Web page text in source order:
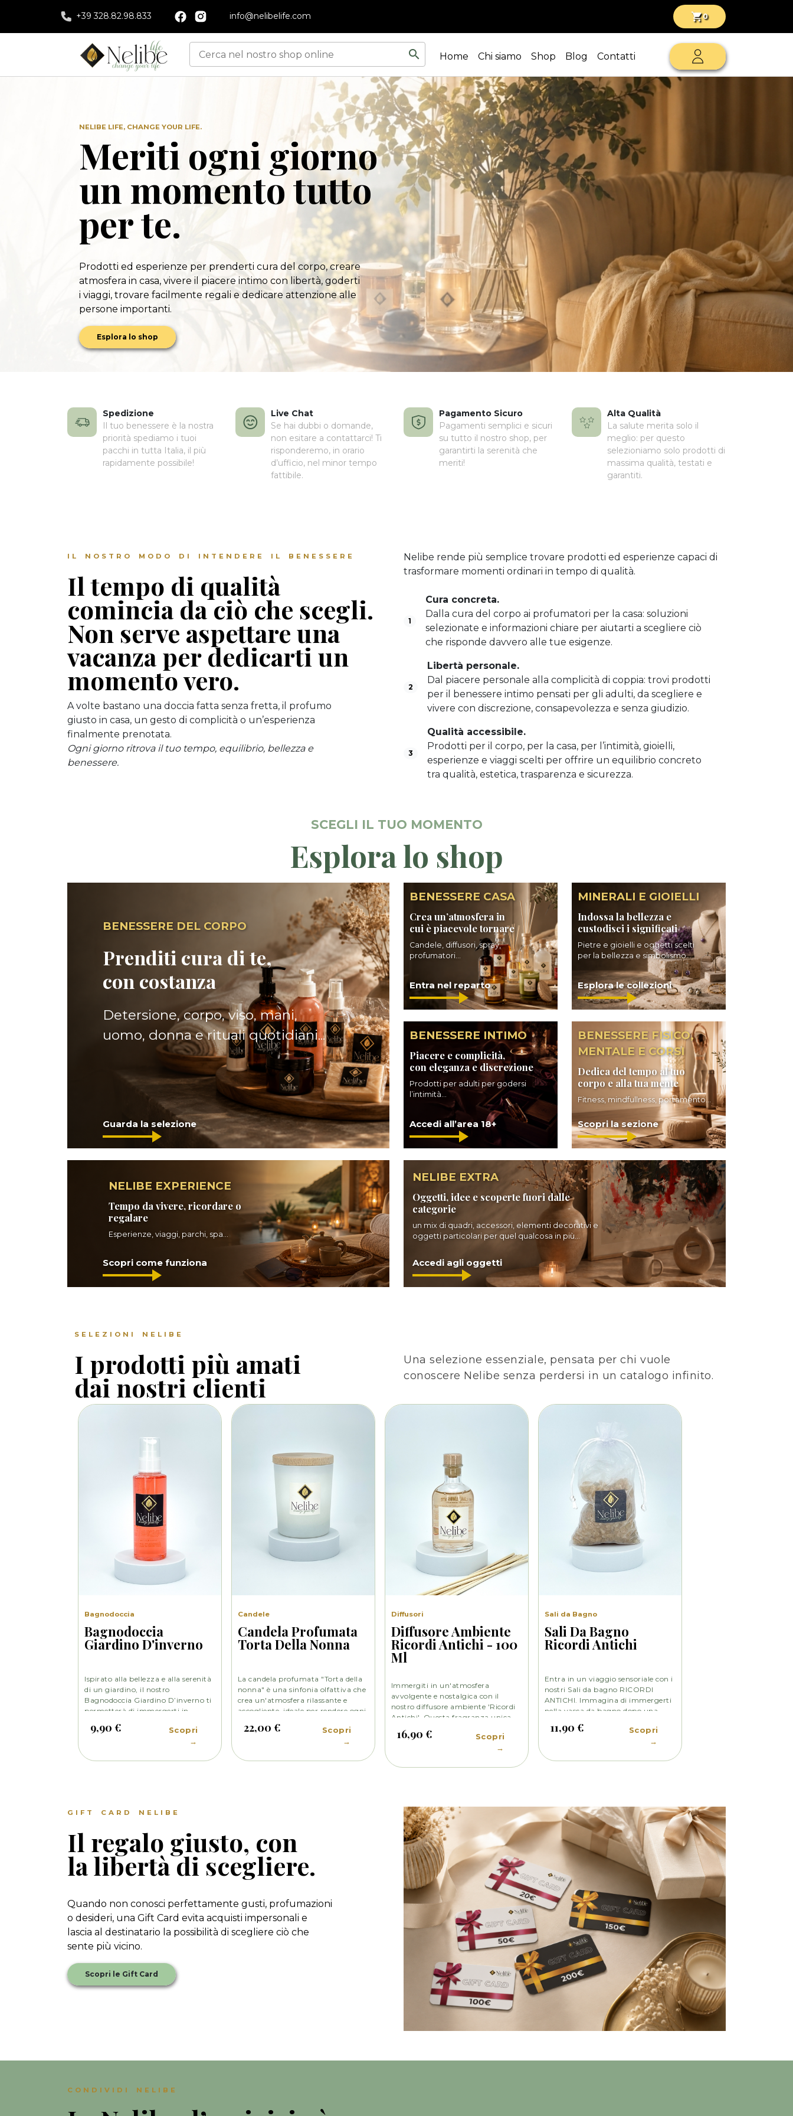
+39 328.82.98.833 info@nelibelife.com shopping_cart0
search Home Chi siamo Shop Blog Contatti
NELIBE LIFE, CHANGE YOUR LIFE.
Meriti ogni giorno
un momento tutto
per te.
Prodotti ed esperienze per prenderti cura del corpo, creare
atmosfera in casa, vivere il piacere intimo con libertà, goderti
i viaggi, trovare facilmente regali e dedicare attenzione alle
persone importanti.
Esplora lo shop
Spedizione
Il tuo benessere è la nostra
priorità spediamo i tuoi
pacchi in tutta Italia, il più
rapidamente possibile!
Live Chat
Se hai dubbi o domande,
non esitare a contattarci! Ti
risponderemo, in orario
d’ufficio, nel minor tempo
fattibile.
Pagamento Sicuro
Pagamenti semplici e sicuri
su tutto il nostro shop, per
garantirti la serenità che
meriti!
Alta Qualità
La salute merita solo il
meglio: per questo
selezioniamo solo prodotti di
massima qualità, testati e
garantiti.
IL NOSTRO MODO DI INTENDERE IL BENESSERE
Il tempo di qualità
comincia da ciò che scegli.
Non serve aspettare una
vacanza per dedicarti un
momento vero.
A volte bastano una doccia fatta senza fretta, il profumo
giusto in casa, un gesto di complicità o un’esperienza
finalmente prenotata.
Ogni giorno ritrova il tuo tempo, equilibrio, bellezza e
benessere.
Nelibe rende più semplice trovare prodotti ed esperienze capaci di
trasformare momenti ordinari in tempo di qualità.
1
Cura concreta.
Dalla cura del corpo ai profumatori per la casa: soluzioni
selezionate e informazioni chiare per aiutarti a scegliere ciò
che risponde davvero alle tue esigenze.
2
Libertà personale.
Dal piacere personale alla complicità di coppia: trovi prodotti
per il benessere intimo pensati per gli adulti, da scegliere e
vivere con discrezione, consapevolezza e senza giudizio.
3
Qualità accessibile.
Prodotti per il corpo, per la casa, per l’intimità, gioielli,
esperienze e viaggi scelti per offrire un equilibrio concreto
tra qualità, estetica, trasparenza e sicurezza.
SCEGLI IL TUO MOMENTO
Esplora lo shop
BENESSERE DEL CORPO
Prenditi cura di te,
con costanza
Detersione, corpo, viso, mani,
uomo, donna e rituali quotidiani...
Guarda la selezione
BENESSERE CASA
Crea un’atmosfera in
cui è piacevole tornare
Candele, diffusori, spray,
profumatori...
Entra nel reparto
MINERALI E GIOIELLI
Indossa la bellezza e
custodisci i significati
Pietre e gioielli e oggetti scelti
per la bellezza e simbolismo...
Esplora le collezioni
BENESSERE INTIMO
Piacere e complicità,
con eleganza e discrezione
Prodotti per adulti per godersi
l’intimità...
Accedi all’area 18+
BENESSERE FISICO,
MENTALE E CORSI
Dedica del tempo al tuo
corpo e alla tua mente
Fitness, mindfullness, portamento...
Scopri la sezione
NELIBE EXPERIENCE
Tempo da vivere, ricordare o
regalare
Esperienze, viaggi, parchi, spa...
Scopri come funziona
NELIBE EXTRA
Oggetti, idee e scoperte fuori dalle
categorie
un mix di quadri, accessori, elementi decorativi e
oggetti particolari per quel qualcosa in più...
Accedi agli oggetti
SELEZIONI NELIBE
I prodotti più amati
dai nostri clienti
Una selezione essenziale, pensata per chi vuole
conoscere Nelibe senza perdersi in un catalogo infinito.
Bagnodoccia
Bagnodoccia
Giardino D'inverno
Ispirato alla bellezza e alla serenità
di un giardino, il nostro
Bagnodoccia Giardino D’inverno ti
permetterà di immergerti in
sua fragranza avvolgente ti farà
sentire come se fossi circondata da
9,90 €
Scopri
→
Candele
Candela Profumata
Torta Della Nonna
La candela profumata "Torta della
nonna" è una sinfonia olfattiva che
crea un'atmosfera rilassante e
accogliente, ideale per rendere ogni
familiare. Essa cattura l'essenza di
una dolcezza nostalgica, evocando
preparate con amore e passione
22,00 €
Scopri
→
Diffusori
Diffusore Ambiente
Ricordi Antichi - 100
Ml
Immergiti in un'atmosfera
avvolgente e nostalgica con il
nostro diffusore ambiente 'Ricordi
Antichi'. Questa fragranza unica
dolci datteri e irresistibile miele,
creando un'esperienza sensoriale
16,90 €
Scopri
→
Sali da Bagno
Sali Da Bagno
Ricordi Antichi
Entra in un viaggio sensoriale con i
nostri Sali da bagno RICORDI
ANTICHI. Immagina di immergerti
nella vasca da bagno dopo una
fragranza avvolge delicatamente il
tuo corpo e la tua mente. Oppure,
settimana in una splendida casa
11,90 €
Scopri
→
GIFT CARD NELIBE
Il regalo giusto, con
la libertà di scegliere.
Quando non conosci perfettamente gusti, profumazioni
o desideri, una Gift Card evita acquisti impersonali e
lascia al destinatario la possibilità di scegliere ciò che
sente più vicino.
Scopri le Gift Card
CONDIVIDI NELIBE